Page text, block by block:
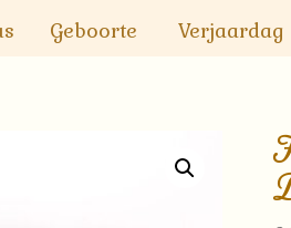
Geboorte Verjaardag